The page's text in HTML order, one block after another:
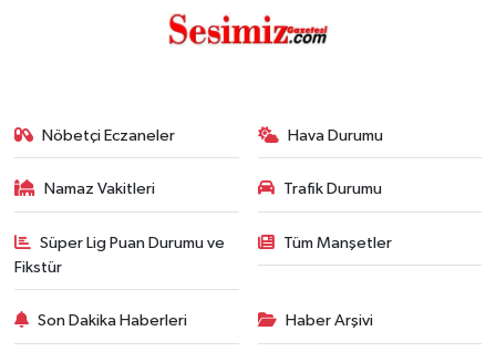
Nöbetçi Eczaneler Hava Durumu
Namaz Vakitleri Trafik Durumu
Süper Lig Puan Durumu ve
Fikstür
Tüm Manşetler
Son Dakika Haberleri Haber Arşivi